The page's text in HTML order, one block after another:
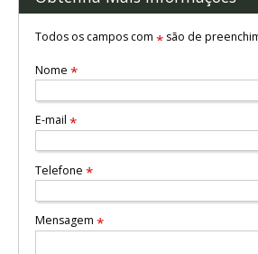
Todos os campos com *são de
Nome *
E-mail *
Telefone *
Mensagem *